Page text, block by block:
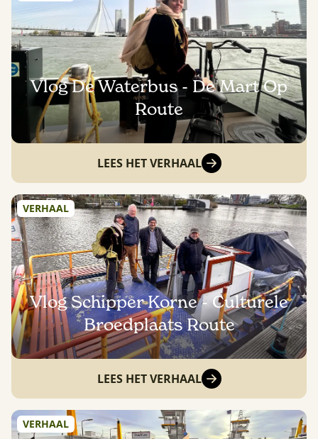
Vlog De Waterbus - De Mart Op
Route
LEES HET VERHAAL
VERHAAL
Vlog Schipper Korne - Culturele
Broedplaats Route
LEES HET VERHAAL
VERHAAL